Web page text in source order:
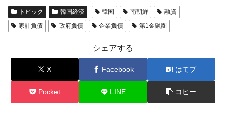
トピック 韓国経済 韓国 南朝鮮
融資
家計負債
政府負債 企業負債 第1金融圏
シェアする
X Facebook はてブ
Pocket LINE コピー